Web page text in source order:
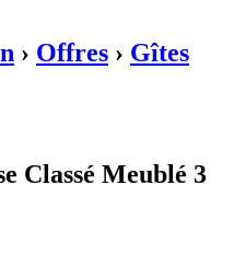
› Offres › Gîtes
Classé Meublé 3